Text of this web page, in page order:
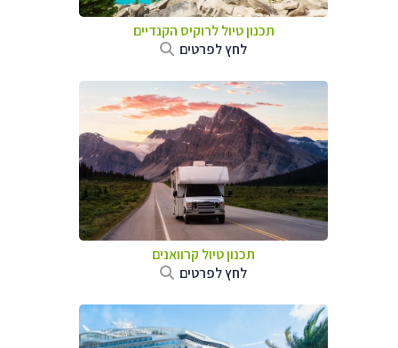
תכנון טיול לרוקיס הקנדיים
לחץ לפרטים
תכנון טיול קרוואנים
לחץ לפרטים